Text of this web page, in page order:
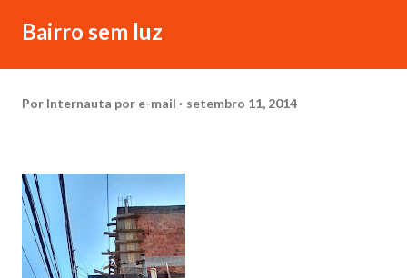
Bairro sem luz
Por Internauta por e-mail setembro 11, 2014